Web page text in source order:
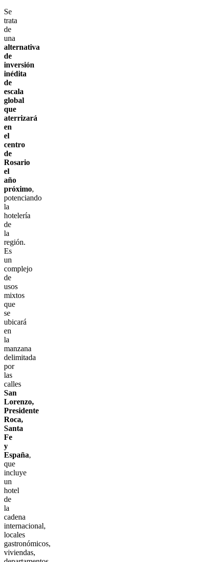
Se
trata
de
una
alternativa
de
inversión
inédita
de
escala
global
que
aterrizará
en
el
centro
de
Rosario
el
año
próximo,
potenciando
la
hotelería
de
la
región.
Es
un
complejo
de
usos
mixtos
que
se
ubicará
en
la
manzana
delimitada
por
las
calles
San
Lorenzo,
Presidente
Roca,
Santa
Fe
y
España,
que
incluye
un
hotel
de
la
cadena
internacional,
locales
gastronómicos,
viviendas,